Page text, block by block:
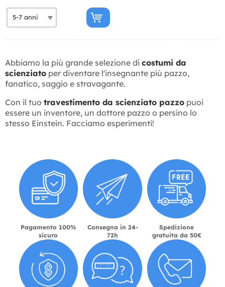
Abbiamo la più grande selezione di costumi da
scienziato per diventare l'insegnante più pazzo,
fanatico, saggio e stravagante.
Con il tuo travestimento da scienziato pazzo puoi
essere un inventore, un dottore pazzo o persino lo
stesso Einstein. Facciamo esperimenti!
Pagamento 100%
sicuro
Consegna in 24-
72h
Spedizione
gratuita da 50€